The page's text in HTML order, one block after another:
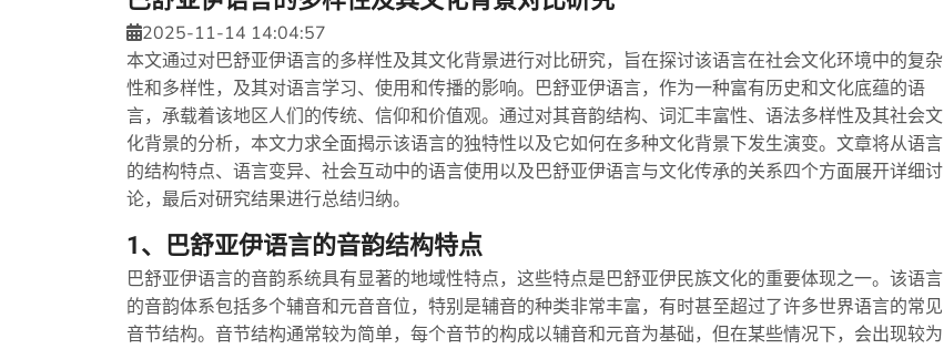
2025-11-14 14:04:57
本文通过对巴舒亚伊语言的多样性及其文化背景进行对比研究，旨在探讨该语言在社会文化环境中的复杂
性和多样性，及其对语言学习、使用和传播的影响。巴舒亚伊语言，作为一种富有历史和文化底蕴的语
言，承载着该地区人们的传统、信仰和价值观。通过对其音韵结构、词汇丰富性、语法多样性及其社会文
化背景的分析，本文力求全面揭示该语言的独特性以及它如何在多种文化背景下发生演变。文章将从语言
的结构特点、语言变异、社会互动中的语言使用以及巴舒亚伊语言与文化传承的关系四个方面展开详细讨
论，最后对研究结果进行总结归纳。
1、巴舒亚伊语言的音韵结构特点
巴舒亚伊语言的音韵系统具有显著的地域性特点，这些特点是巴舒亚伊民族文化的重要体现之一。该语言
的音韵体系包括多个辅音和元音音位，特别是辅音的种类非常丰富，有时甚至超过了许多世界语言的常见
音节结构。音节结构通常较为简单，每个音节的构成以辅音和元音为基础，但在某些情况下，会出现较为